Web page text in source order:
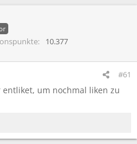
10.377
#61
um nochmal liken zu